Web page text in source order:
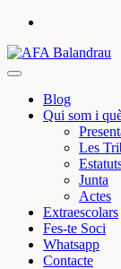
Skip
content
AFA
Blog
Qui som i
Les
Junta
Actes
Extraescolars
Fes-te Soci
Whatsapp
Contacte